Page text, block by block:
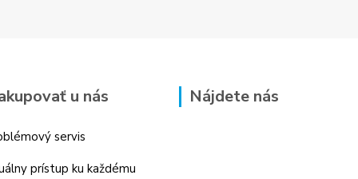
u nás
servis
prístup ku každému
Nájdete nás